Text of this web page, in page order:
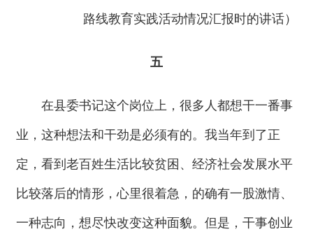
路线教育实践活动情况汇报时的讲话）
五
在县委书记这个岗位上，很多人都想干一番事
业，这种想法和干劲是必须有的。我当年到了正
定，看到老百姓生活比较贫困、经济社会发展水平
比较落后的情形，心里很着急，的确有一股激情、
一种志向，想尽快改变这种面貌。但是，干事创业